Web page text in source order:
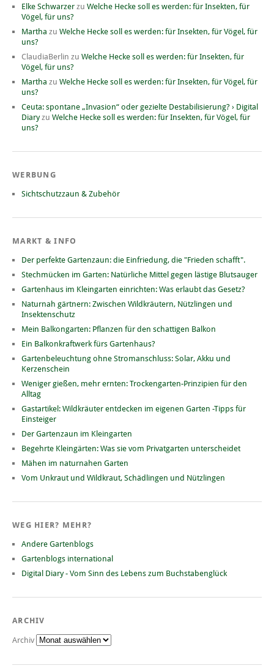
Elke Schwarzer zu Welche Hecke soll es werden: für Insekten, für
Vögel, für uns?
Martha zu Welche Hecke soll es werden: für Insekten, für Vögel, für
uns?
ClaudiaBerlin zu Welche Hecke soll es werden: für Insekten, für
Vögel, für uns?
Martha zu Welche Hecke soll es werden: für Insekten, für Vögel, für
uns?
Ceuta: spontane „Invasion“ oder gezielte Destabilisierung? › Digital
Diaryzu Welche Hecke soll es werden: für Insekten, für Vögel, für
uns?
WERBUNG
Sichtschutzzaun & Zubehör
MARKT & INFO
Der perfekte Gartenzaun: die Einfriedung, die "Frieden schafft".
Stechmücken im Garten: Natürliche Mittel gegen lästige Blutsauger
Gartenhaus im Kleingarten einrichten: Was erlaubt das Gesetz?
Naturnah gärtnern: Zwischen Wildkräutern, Nützlingen und
Insektenschutz
Mein Balkongarten: Pflanzen für den schattigen Balkon
Ein Balkonkraftwerk fürs Gartenhaus?
Gartenbeleuchtung ohne Stromanschluss: Solar, Akku und
Kerzenschein
Weniger gießen, mehr ernten: Trockengarten-Prinzipien für den
Alltag
Gastartikel: Wildkräuter entdecken im eigenen Garten -Tipps für
Einsteiger
Der Gartenzaun im Kleingarten
Begehrte Kleingärten: Was sie vom Privatgarten unterscheidet
Mähen im naturnahen Garten
Vom Unkraut und Wildkraut, Schädlingen und Nützlingen
WEG HIER? MEHR?
Andere Gartenblogs
Gartenblogs international
Digital Diary - Vom Sinn des Lebens zum Buchstabenglück
ARCHIV
Archiv